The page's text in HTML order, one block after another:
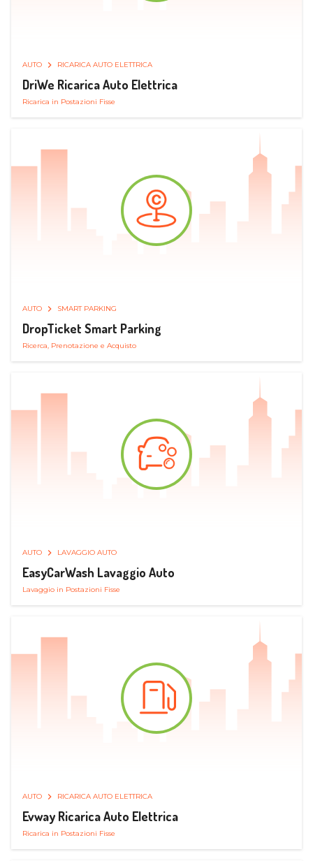
AUTO RICARICA AUTO ELETTRICA
DriWe Ricarica Auto Elettrica
Ricarica in Postazioni Fisse
AUTO SMART PARKING
DropTicket Smart Parking
Ricerca, Prenotazione e Acquisto
AUTO LAVAGGIO AUTO
EasyCarWash Lavaggio Auto
Lavaggio in Postazioni Fisse
AUTO RICARICA AUTO ELETTRICA
Evway Ricarica Auto Elettrica
Ricarica in Postazioni Fisse